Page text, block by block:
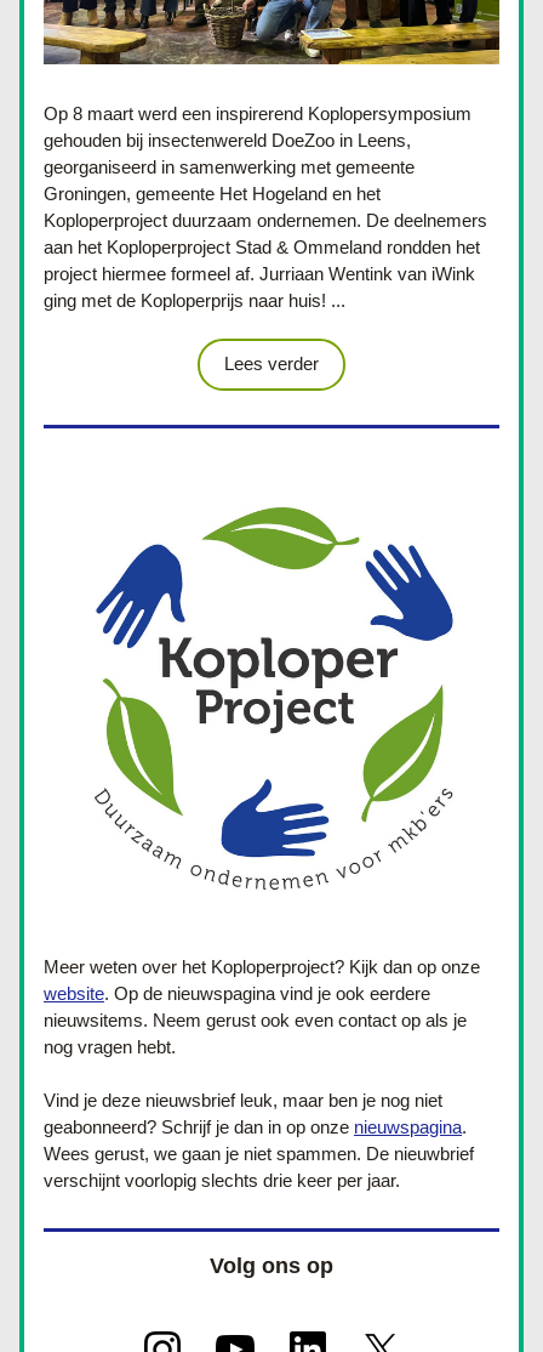
Op 8 maart werd een inspirerend Koplopersymposium
gehouden bij insectenwereld DoeZoo in Leens,
georganiseerd in samenwerking met gemeente
Groningen, gemeente Het Hogeland en het
Koploperproject duurzaam ondernemen. De deelnemers
aan het Koploperproject Stad & Ommeland rondden het
project hiermee formeel af. Jurriaan Wentink van iWink
ging met de Koploperprijs naar huis! ...
Lees verder
website. Op de nieuwspagina vind je ook eerdere
nieuwsitems. Neem gerust ook even contact op als je
nog vragen hebt.
Vind je deze nieuwsbrief leuk, maar ben je nog niet
geabonneerd? Schrijf je dan in op onze nieuwspagina.
Wees gerust, we gaan je niet spammen. De nieuwbrief
verschijnt voorlopig slechts drie keer per jaar.
Volg ons op